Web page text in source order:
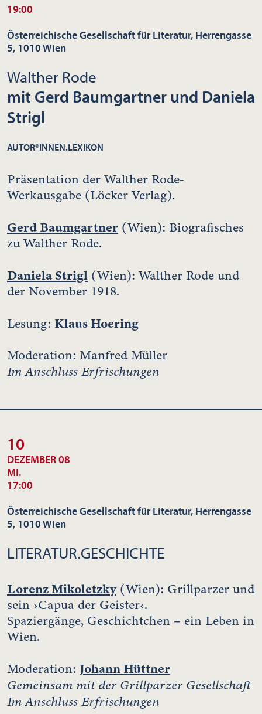
19:00
Österreichische Gesellschaft für Literatur, Herrengasse
5, 1010 Wien
Walther Rode
mit Gerd Baumgartner und Daniela
Strigl
AUTOR*INNEN.LEXIKON
Präsentation der Walther Rode-
Werkausgabe (Löcker Verlag).
Gerd Baumgartner (Wien): Biografisches
zu Walther Rode.
Daniela Strigl (Wien): Walther Rode und
der November 1918.
Lesung: Klaus Hoering
Moderation: Manfred Müller
Im Anschluss Erfrischungen
10
DEZEMBER 08
MI.
17:00
Österreichische Gesellschaft für Literatur, Herrengasse
5, 1010 Wien
LITERATUR.GESCHICHTE
Lorenz Mikoletzky(Wien): Grillparzer und
sein ›Capua der Geister‹.
Spaziergänge, Geschichtchen – ein Leben in
Wien.
Moderation: Johann Hüttner
Gemeinsam mit der Grillparzer Gesellschaft
Im Anschluss Erfrischungen